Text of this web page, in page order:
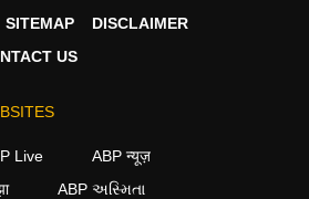
দলে রাখতাম না।' তিনি চান যে দলে
মাঠে শারীরিক সংঘর্ষে জড়ানো ঠিক নয়। যাই
SITEMAP
DISCLAIMER
US
Live
ABP न्यूज़
ABP અસ્મિતા